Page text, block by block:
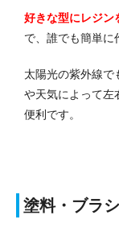
好きな型にレジン
で、誰でも簡単に
太陽光の紫外線で
や天気によって左
便利です。
塗料・ブラシ